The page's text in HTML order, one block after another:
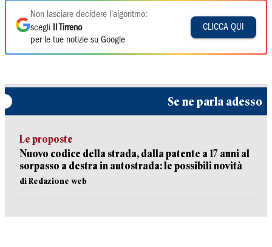
Non lasciare decidere l'algoritmo:
scegli
Il Tirreno
per le tue notizie su Google
CLICCA QUI
Se ne parla adesso
Le proposte
Nuovo codice della strada, dalla patente a 17 anni al
sorpasso a destra in autostrada: le possibili novità
di Redazione web